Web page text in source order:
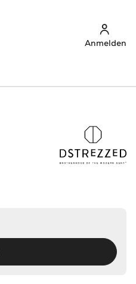
Anmelden